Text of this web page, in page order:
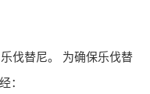
伐替尼。 为确保乐伐替
：